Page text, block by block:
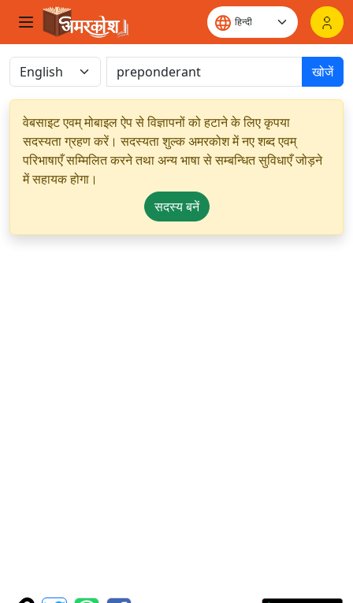
खोजें
वेबसाइट एवम् मोबाइल ऐप से विज्ञापनों को हटाने के लिए कृपया
सदस्यता ग्रहण करें। सदस्यता शुल्क अमरकोश में नए शब्द एवम्
परिभाषाएँ सम्मिलित करने तथा अन्य भाषा से सम्बन्धित सुविधाएँ जोड़ने
में सहायक होगा।
सदस्य बनें